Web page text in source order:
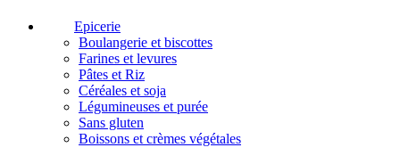
Epicerie
Boulangerie et biscottes
Farines et levures
Pâtes et Riz
Céréales et soja
Légumineuses et purée
Sans gluten
Boissons et crèmes végétales